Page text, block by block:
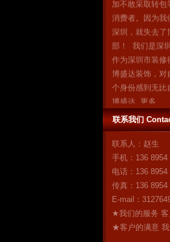
消费者。因为我
深圳，就失去了
部！ 我们是深
作为深圳市装修
博盛达装饰，对
个身份感到无
博盛达
更多
联系我们
联系人：赵生
手机：136 8954
电话：136 8954
传真：136 8954
E-mail：
★我们的服务
★客户的满意